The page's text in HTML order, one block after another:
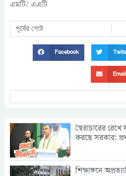
এমটি/ এএটি
পূর্বের পোষ্ট
Facebook
Email
স্বৈরাচারের
করছে সরকার:
শিক্ষাঙ্গনে